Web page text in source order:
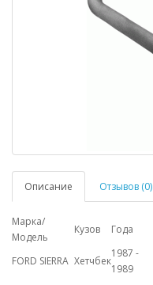
Описание Отзывов (0)
Марка/
Модель
Кузов Года
FORD SIERRA Хетчбек
1987 -
1989